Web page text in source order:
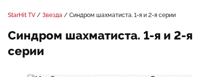
StarHit TV Звезда Синдром шахматиста. 1-я и 2-я серии
Синдром шахматиста. 1-я и 2-я
серии